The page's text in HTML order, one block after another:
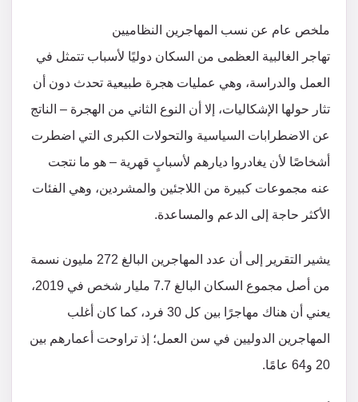
ملخص عام عن نسب المهاجرين النظاميين
تهاجر الغالبية العظمى من السكان دوليًا لأسباب تتمثل في
العمل والدراسة، وهي عمليات هجرة طبيعية تحدث دون أن
تثار حولها الإشكاليات، إلا أن النوع الثاني من الهجرة – الناتج
عن الاضطرابات السياسية والتحولات الكبرى التي اضطرت
أشخاصًا لأن يغادروا ديارهم لأسبابٍ قهرية – هو ما نتجت
عنه مجموعات كبيرة من اللاجئين والمشردين، وهي الفئات
الأكثر حاجة إلى الدعم والمساعدة.
يشير التقرير إلى أن عدد المهاجرين البالغ 272 مليون نسمة
من أصل مجموع السكان البالغ 7.7 مليار شخص في 2019،
يعني أن هناك مهاجرًا بين كل 30 فرد، كما كان أغلب
المهاجرين الدوليين في سن العمل؛ إذ تراوحت أعمارهم بين
20 و64 عامًا.